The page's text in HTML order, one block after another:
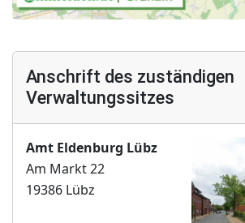
Anschrift des zuständigen
Verwaltungssitzes
Amt Eldenburg Lübz
Am Markt 22
19386 Lübz